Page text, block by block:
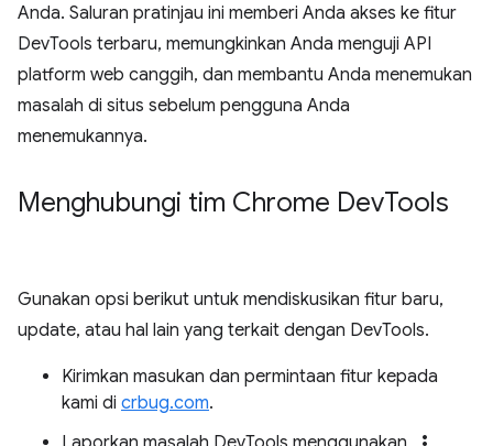
Anda. Saluran pratinjau ini memberi Anda akses ke fitur
DevTools terbaru, memungkinkan Anda menguji API
platform web canggih, dan membantu Anda menemukan
masalah di situs sebelum pengguna Anda
menemukannya.
Menghubungi tim Chrome DevTools
Gunakan opsi berikut untuk mendiskusikan fitur baru,
update, atau hal lain yang terkait dengan DevTools.
Kirimkan masukan dan permintaan fitur kepada
kami di crbug.com.